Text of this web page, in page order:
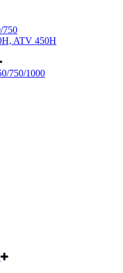
750
ATV 450H
750/1000